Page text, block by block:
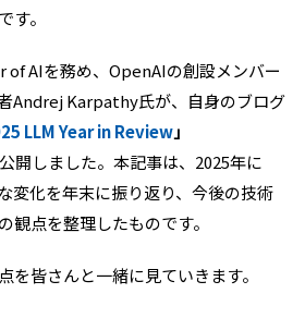
す。
AIを務め、OpenAIの創設メンバー
Andrej Karpathy氏が、自身のブログ
LLM Year in Review」
開しました。本記事は、2025年に
変化を年末に振り返り、今後の技術
観点を整理したものです。
を皆さんと一緒に見ていきます。